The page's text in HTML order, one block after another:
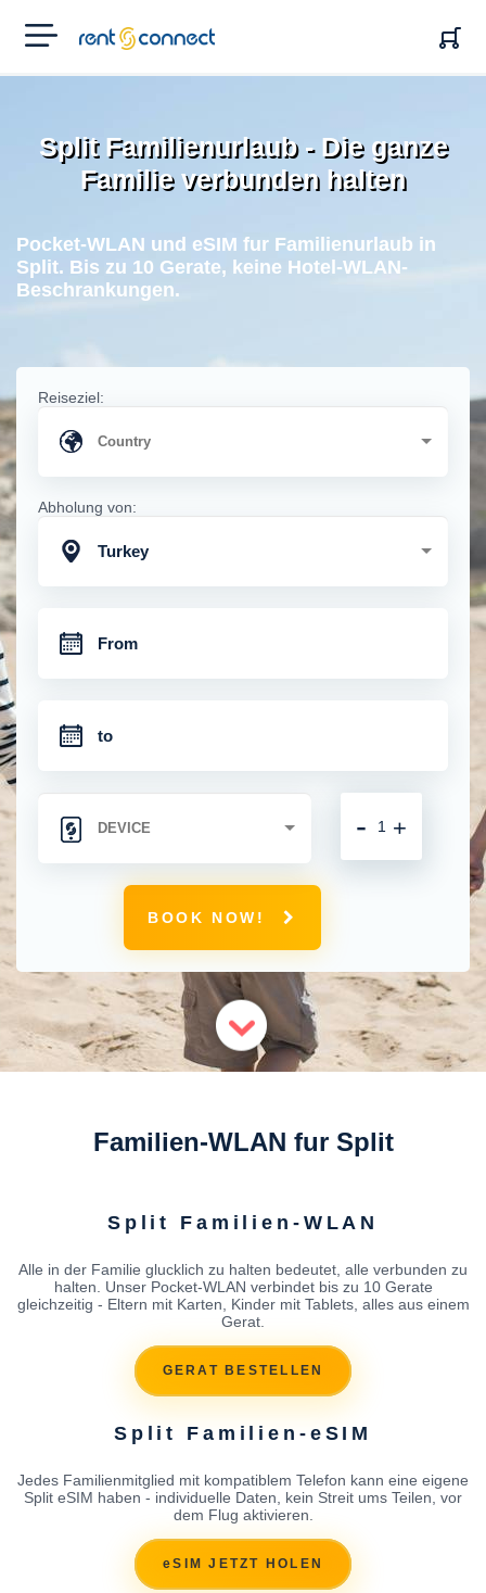
RENT'N
CONNECT
Split Familienurlaub - Die ganze
Familie verbunden halten
Pocket-WLAN und eSIM fur Familienurlaub in
Split. Bis zu 10 Gerate, keine Hotel-WLAN-
Beschrankungen.
Reiseziel:
Abholung von:
Turkey
+
-
BOOK NOW!
Familien-WLAN fur Split
Split Familien-WLAN
Alle in der Familie glucklich zu halten bedeutet, alle verbunden zu
halten. Unser Pocket-WLAN verbindet bis zu 10 Gerate
gleichzeitig - Eltern mit Karten, Kinder mit Tablets, alles aus einem
Gerat.
GERAT BESTELLEN
Split Familien-eSIM
Jedes Familienmitglied mit kompatiblem Telefon kann eine eigene
Split eSIM haben - individuelle Daten, kein Streit ums Teilen, vor
dem Flug aktivieren.
eSIM JETZT HOLEN